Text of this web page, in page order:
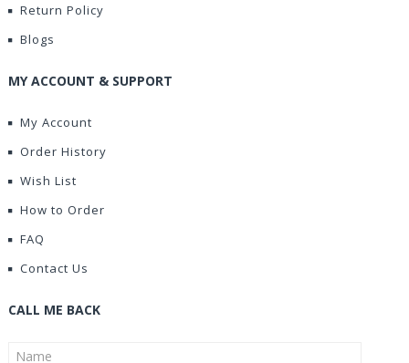
Return Policy
Blogs
MY ACCOUNT & SUPPORT
My Account
Order History
Wish List
How to Order
FAQ
Contact Us
CALL ME BACK